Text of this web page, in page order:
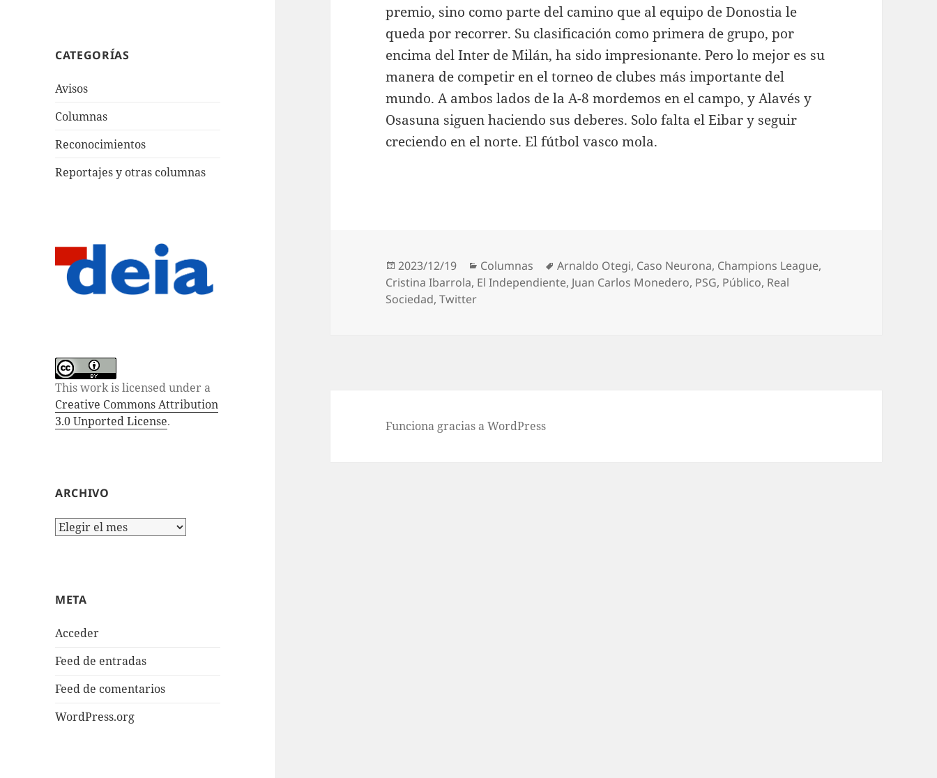
CATEGORÍAS
Avisos
Columnas
Reconocimientos
Reportajes y otras columnas
This work is licensed under a
Creative Commons Attribution
3.0 Unported License.
ARCHIVO
Archivo
META
Acceder
Feed de entradas
Feed de comentarios
WordPress.org
premio, sino como parte del camino que al equipo de Donostia le
queda por recorrer. Su clasificación como primera de grupo, por
encima del Inter de Milán, ha sido impresionante. Pero lo mejor es su
manera de competir en el torneo de clubes más importante del
mundo. A ambos lados de la A-8 mordemos en el campo, y Alavés y
Osasuna siguen haciendo sus deberes. Solo falta el Eibar y seguir
creciendo en el norte. El fútbol vasco mola.
Publicado
el
2023/12/19 Categorías
Columnas Etiquetas
Arnaldo Otegi, Caso Neurona, Champions League,
Cristina Ibarrola, El Independiente, Juan Carlos Monedero, PSG, Público, Real
Sociedad,Twitter
Funciona gracias a WordPress